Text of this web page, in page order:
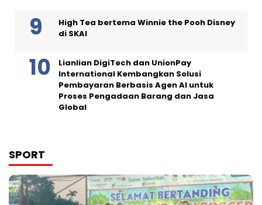
High Tea bertema Winnie the Pooh Disney
di SKAI
Lianlian DigiTech dan UnionPay
International Kembangkan Solusi
Pembayaran Berbasis Agen AI untuk
Proses Pengadaan Barang dan Jasa
Global
SPORT